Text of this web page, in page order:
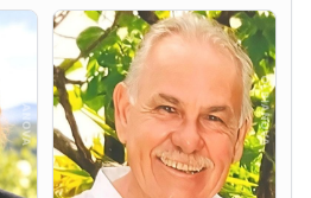
Giuseppe Deiana
5 agosto 2026